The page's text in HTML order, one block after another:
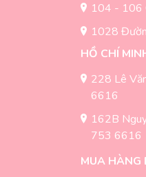
104 - 106
1028
HỒ CHÍ
228 Lê
6616
162B
753 6616
MUA